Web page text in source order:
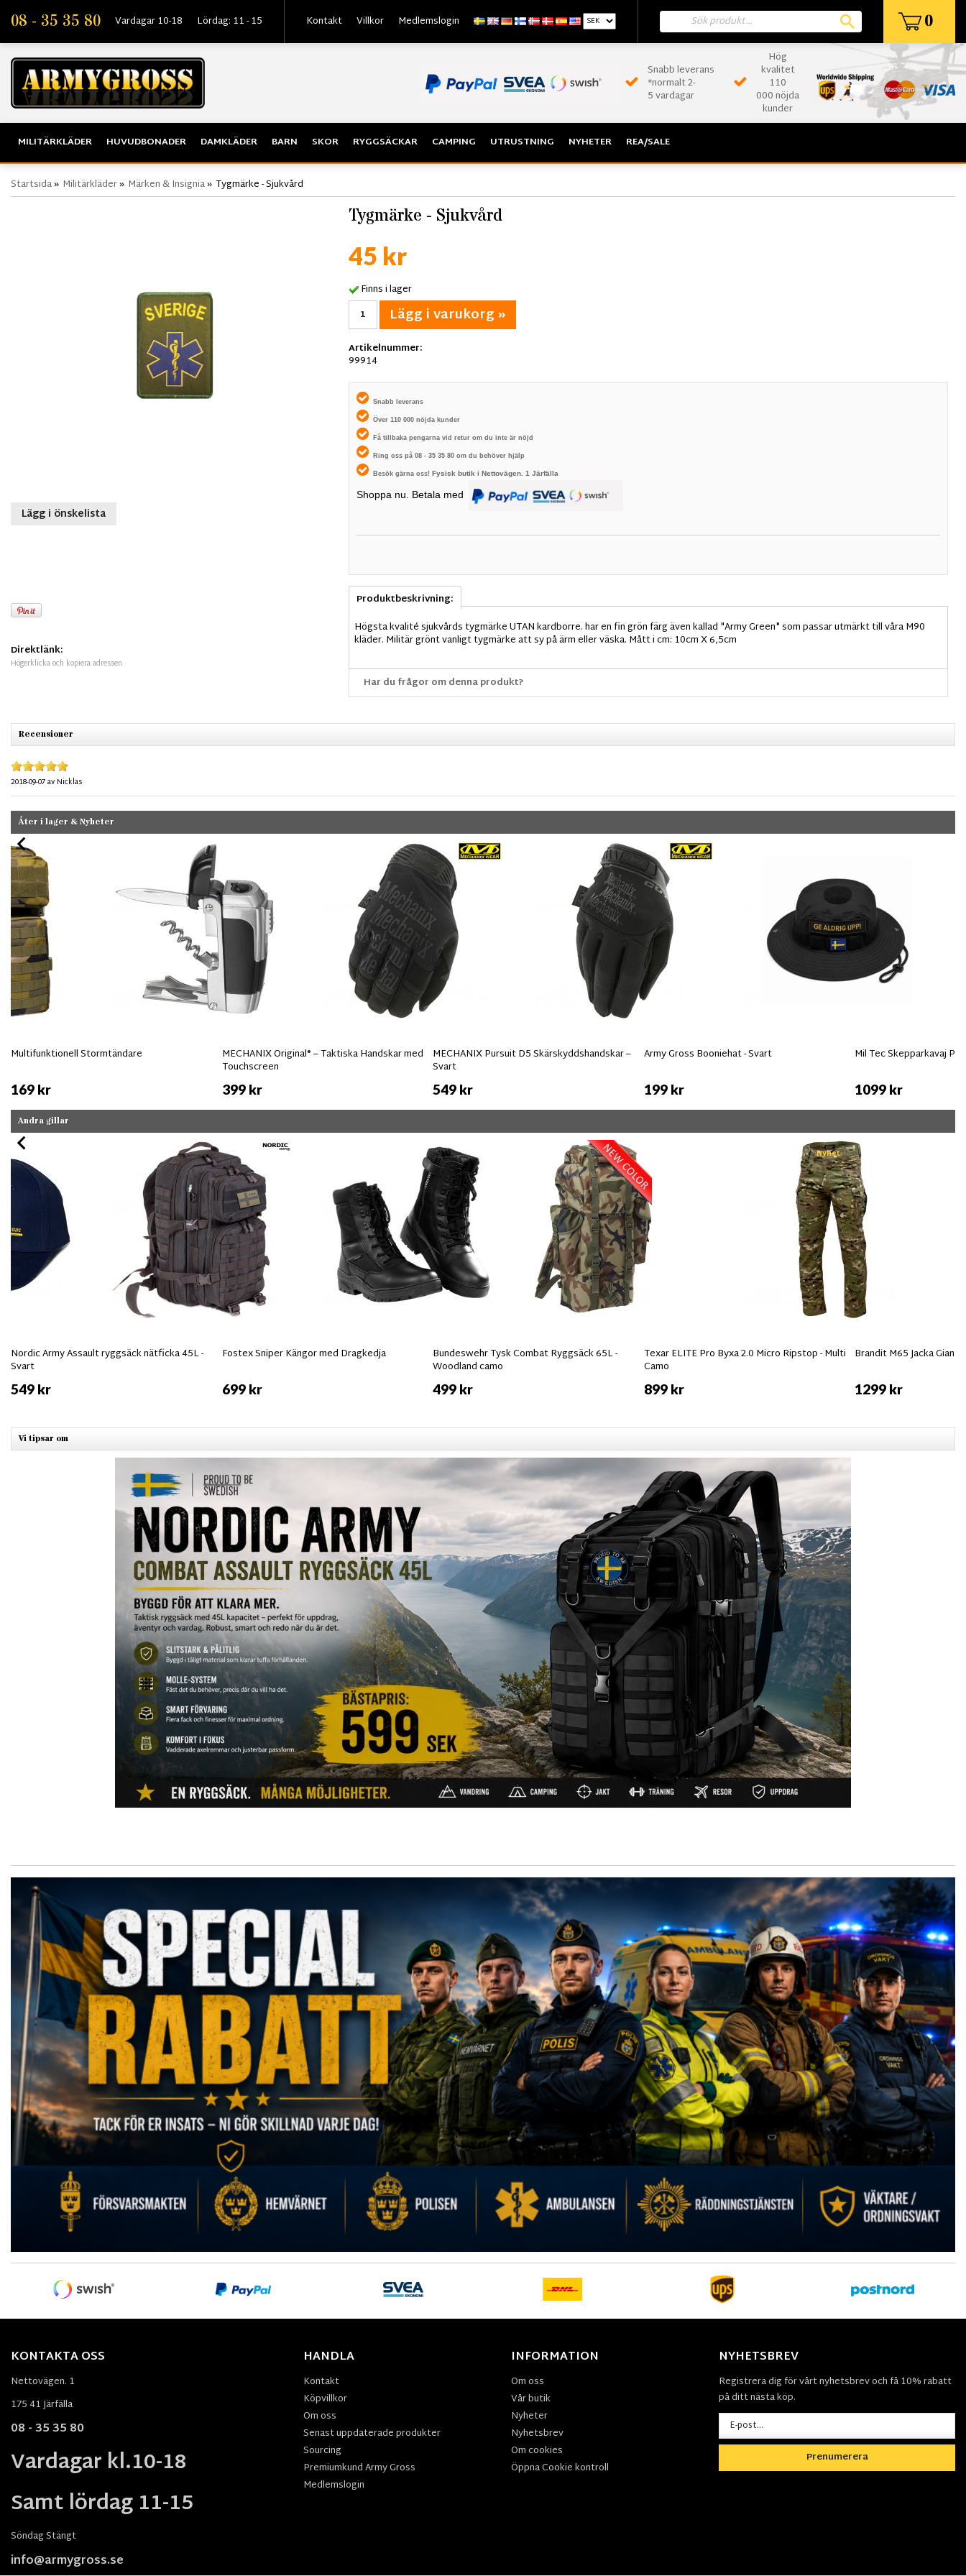
08 - 35 35 80 Vardagar 10-18 Lördag: 11 - 15 Kontakt Villkor Medlemslogin 0
Snabb leverans
*normalt 2-
5 vardagar
Hög
kvalitet
110
000 nöjda
kunder
MILITÄRKLÄDER
HUVUDBONADER DAMKLÄDER BARN SKOR RYGGSÄCKAR CAMPING UTRUSTNING NYHETER REA/SALE
Startsida» Militärkläder» Märken & Insignia» Tygmärke - Sjukvård
Lägg i önskelista
Direktlänk:
Högerklicka och kopiera adressen
Tygmärke - Sjukvård
45 kr
Finns i lager
Lägg i varukorg »
Artikelnummer:
99914
Snabb leverans
Över 110 000 nöjda kunder
Få tillbaka pengarna vid retur om du inte är nöjd
Ring oss på 08 - 35 35 80 om du behöver hjälp
Besök gärna oss! Fysisk butik i Nettovägen. 1 Järfälla
Shoppa nu. Betala med
Produktbeskrivning:
Högsta kvalité sjukvårds tygmärke UTAN kardborre. har en fin grön färg även kallad "Army Green" som passar utmärkt till våra M90
kläder. Militär grönt vanligt tygmärke att sy på ärm eller väska. Mått i cm: 10cm X 6,5cm
Har du frågor om denna produkt?
Recensioner
2018-09-07av Nicklas
Åter i lager & Nyheter
Multifunktionell Stormtändare
169 kr
MECHANIX Original® – Taktiska Handskar med
Touchscreen
399 kr
MECHANIX Pursuit D5 Skärskyddshandskar –
Svart
549 kr
Army Gross Booniehat - Svart
199 kr
Mil Tec Skepparkavaj
1099 kr
Andra gillar
Nordic Army Assault ryggsäck nätficka 45L -
Svart
549 kr
Fostex Sniper Kängor med Dragkedja
699 kr
Bundeswehr Tysk Combat Ryggsäck 65L -
Woodland camo
499 kr
Nyhet
Texar ELITE Pro Byxa 2.0 Micro Ripstop - Multi
Camo
899 kr
Brandit M65 Jacka Giant
1299 kr
Vi tipsar om
KONTAKTA OSS
Nettovägen. 1
175 41 Järfälla
08 - 35 35 80
Vardagar kl.10-18
Samt lördag 11-15
Söndag Stängt
info@armygross.se
HANDLA
Kontakt
Köpvillkor
Om oss
Senast uppdaterade produkter
Sourcing
Premiumkund Army Gross
Medlemslogin
INFORMATION
Om oss
Vår butik
Nyheter
Nyhetsbrev
Om cookies
Öppna Cookie kontroll
NYHETSBREV
Registrera dig för vårt nyhetsbrev och få 10% rabatt
på ditt nästa köp.
Prenumerera